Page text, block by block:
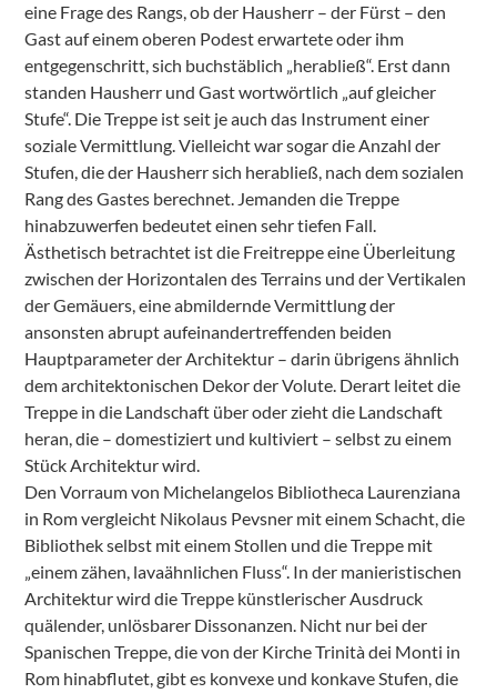
eine Frage des Rangs, ob der Hausherr – der Fürst – den
Gast auf einem oberen Podest erwartete oder ihm
entgegenschritt, sich buchstäblich „herabließ“. Erst dann
standen Hausherr und Gast wortwörtlich „auf gleicher
Stufe“. Die Treppe ist seit je auch das Instrument einer
soziale Vermittlung. Vielleicht war sogar die Anzahl der
Stufen, die der Hausherr sich herabließ, nach dem sozialen
Rang des Gastes berechnet. Jemanden die Treppe
hinabzuwerfen bedeutet einen sehr tiefen Fall.
Ästhetisch betrachtet ist die Freitreppe eine Überleitung
zwischen der Horizontalen des Terrains und der Vertikalen
der Gemäuers, eine abmildernde Vermittlung der
ansonsten abrupt aufeinandertreffenden beiden
Hauptparameter der Architektur – darin übrigens ähnlich
dem architektonischen Dekor der Volute. Derart leitet die
Treppe in die Landschaft über oder zieht die Landschaft
heran, die – domestiziert und kultiviert – selbst zu einem
Stück Architektur wird.
Den Vorraum von Michelangelos Bibliotheca Laurenziana
in Rom vergleicht Nikolaus Pevsner mit einem Schacht, die
Bibliothek selbst mit einem Stollen und die Treppe mit
„einem zähen, lavaähnlichen Fluss“. In der manieristischen
Architektur wird die Treppe künstlerischer Ausdruck
quälender, unlösbarer Dissonanzen. Nicht nur bei der
Spanischen Treppe, die von der Kirche Trinità dei Monti in
Rom hinabflutet, gibt es konvexe und konkave Stufen, die